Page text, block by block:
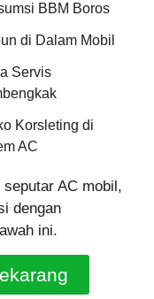
BBM Boros
di Dalam Mobil
Servis
Korsleting di
AC
AC mobil,
dengan
ini.